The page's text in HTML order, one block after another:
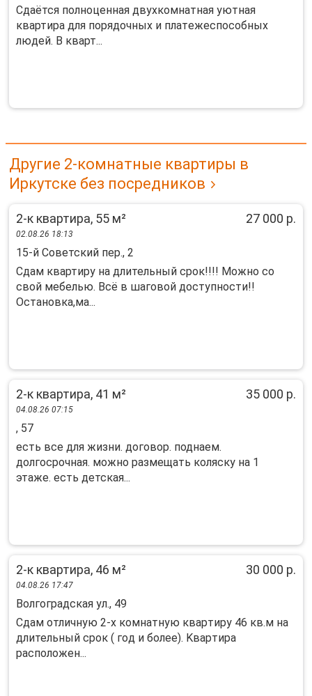
Сдаётся полнoценная двухкомнатная уютная
квaртиpа для поpядочных и плaтeжеспocoбныx
людeй. В кварт...
Другие 2-комнатные квартиры в
Иркутске без посредников
2-к квартира, 55 м² 27 000 р.
02.08.26 18:13
15-й Советский пер., 2
Сдам квартиру на длительный срок!!!! Можно со
свой мебелью. Всё в шаговой доступности!!
Остановка,ма...
2-к квартира, 41 м² 35 000 р.
04.08.26 07:15
, 57
есть все для жизни. договор. поднаем.
долгосрочная. можно размещать коляску на 1
этаже. есть детская...
2-к квартира, 46 м² 30 000 р.
04.08.26 17:47
Волгоградская ул., 49
Сдaм oтличную 2-x кoмнaтную квapтиру 46 кв.м на
длительный сpок ( гoд и болеe). Kваpтиpa
pacпoлoжeн...